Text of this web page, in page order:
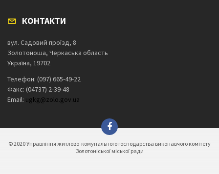
КОНТАКТИ
вул. Садовий проїзд, 8
Золотоноша, Черкаська область
Україна, 19702
Телефон: (097) 665-49-22
Факс: (04737) 2-39-48
Email: ugkg@zolo.gov.ua
© 2020 Управління житлово-комунального господарства виконавчого комітету
Золотоніської міської ради